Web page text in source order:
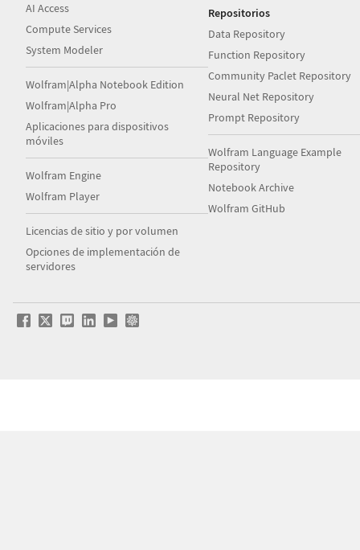
AI Access
Compute Services
System Modeler
Wolfram|Alpha Notebook Edition
Wolfram|Alpha Pro
Aplicaciones para dispositivos
móviles
Wolfram Engine
Wolfram Player
Licencias de sitio y por volumen
Opciones de implementación de
servidores
Repositorios
Data Repository
Function Repository
Community Paclet Repository
Neural Net Repository
Prompt Repository
Wolfram Language Example
Repository
Notebook Archive
Wolfram GitHub